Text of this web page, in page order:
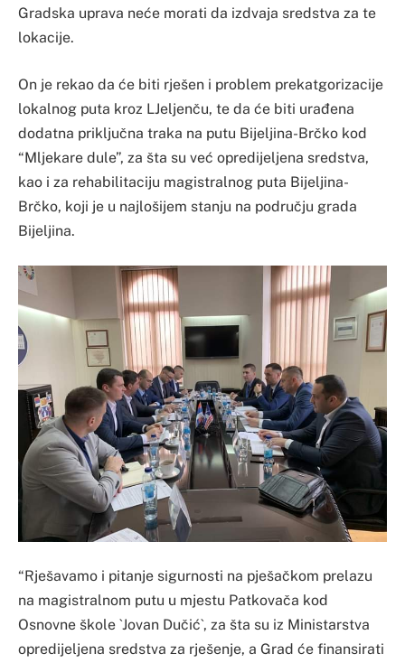
Gradska uprava neće morati da izdvaja sredstva za te
lokacije.
On je rekao da će biti rješen i problem prekatgorizacije
lokalnog puta kroz LJeljenču, te da će biti urađena
dodatna priključna traka na putu Bijeljina-Brčko kod
“Mljekare dule”, za šta su već opredijeljena sredstva,
kao i za rehabilitaciju magistralnog puta Bijeljina-
Brčko, koji je u najlošijem stanju na području grada
Bijeljina.
“Rješavamo i pitanje sigurnosti na pješačkom prelazu
na magistralnom putu u mjestu Patkovača kod
Osnovne škole `Jovan Dučić`, za šta su iz Ministarstva
opredijeljena sredstva za rješenje, a Grad će finansirati